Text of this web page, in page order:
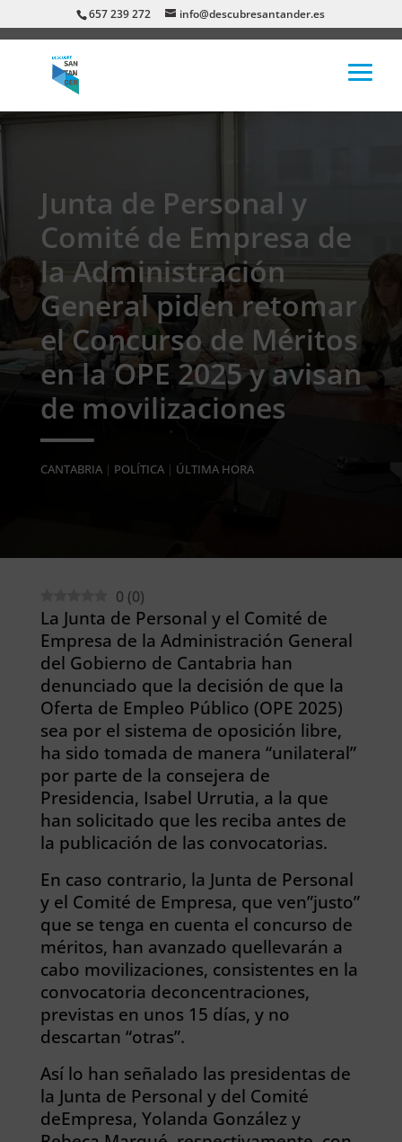
657 239 272 info@descubresantander.es
Junta de Personal y
Comité de Empresa de
la Administración
General piden retomar
el Concurso de Méritos
en la OPE 2025 y avisan
de movilizaciones
CANTABRIA| POLÍTICA| ÚLTIMA HORA
0 (0)
La Junta de Personal y el Comité de
Empresa de la Administración General
del Gobierno de Cantabria han
denunciado que la decisión de que la
Oferta de Empleo Público (OPE 2025)
sea por el sistema de oposición libre,
ha sido tomada de manera “unilateral”
por parte de la consejera de
Presidencia, Isabel Urrutia, a la que
han solicitado que les reciba antes de
la publicación de las convocatorias.
En caso contrario, la Junta de Personal
y el Comité de Empresa, que ven”justo”
que se tenga en cuenta el concurso de
méritos, han avanzado quellevarán a
cabo movilizaciones, consistentes en la
convocatoria deconcentraciones,
previstas en unos 15 días, y no
descartan “otras”.
Así lo han señalado las presidentas de
la Junta de Personal y del Comité
deEmpresa, Yolanda González y